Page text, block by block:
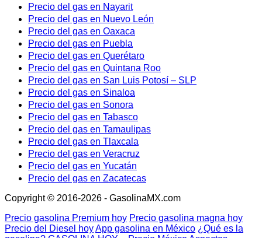
Precio del gas en Nayarit
Precio del gas en Nuevo León
Precio del gas en Oaxaca
Precio del gas en Puebla
Precio del gas en Querétaro
Precio del gas en Quintana Roo
Precio del gas en San Luis Potosí – SLP
Precio del gas en Sinaloa
Precio del gas en Sonora
Precio del gas en Tabasco
Precio del gas en Tamaulipas
Precio del gas en Tlaxcala
Precio del gas en Veracruz
Precio del gas en Yucatán
Precio del gas en Zacatecas
Copyright © 2016-2026 - GasolinaMX.com
Precio gasolina Premium hoy Precio gasolina magna hoy
Precio del Diesel hoyApp gasolina en México ¿Qué es la